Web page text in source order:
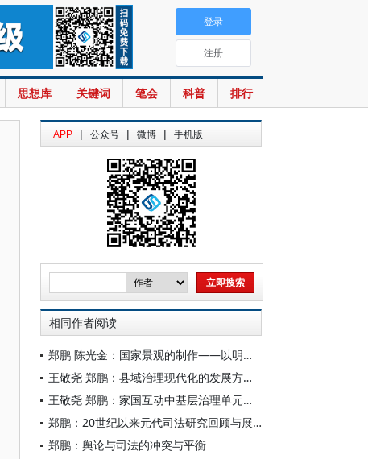
思想库 关键词 笔会 科普 排行
登录
注册
APP | 公众号 | 微博 | 手机版
相同作者阅读
郑鹏 陈光金：国家景观的制作——以明清时期荆襄山林为中心
王敬尧 郑鹏：县域治理现代化的发展方位与改革进路
王敬尧 郑鹏：家国互动中基层治理单元的形变与适配
郑鹏：20世纪以来元代司法研究回顾与展望
郑鹏：舆论与司法的冲突与平衡